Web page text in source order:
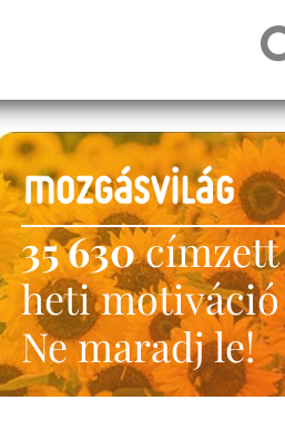
35 630címzett
heti motiváció
Ne maradj le!